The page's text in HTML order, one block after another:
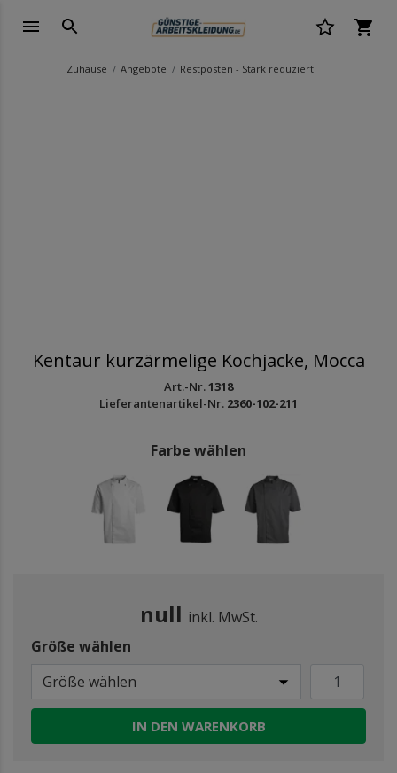
Zuhause Angebote Restposten - Stark reduziert!
Kentaur kurzärmelige Kochjacke, Mocca
Art.-Nr.1318
Lieferantenartikel-Nr. 2360-102-211
Farbe wählen
null inkl. MwSt.
Größe wählen
Größe wählen
IN DEN WARENKORB